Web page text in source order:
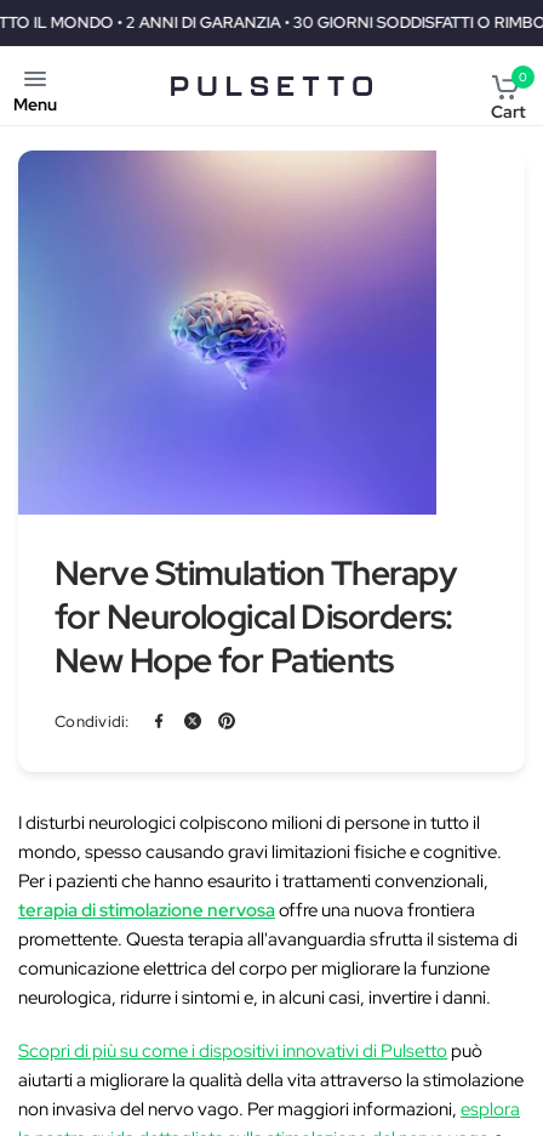
• 30 GIORNI SODDISFATTI O RIMBORSATI SPEDIZIONE
Menu
0
Cart
Nerve Stimulation Therapy
for Neurological Disorders:
New Hope for Patients
Condividi:
I disturbi neurologici colpiscono milioni di persone in tutto il
mondo, spesso causando gravi limitazioni fisiche e cognitive.
Per i pazienti che hanno esaurito i trattamenti convenzionali,
terapia di stimolazione nervosaoffre una nuova frontiera
promettente. Questa terapia all'avanguardia sfrutta il sistema di
comunicazione elettrica del corpo per migliorare la funzione
neurologica, ridurre i sintomi e, in alcuni casi, invertire i danni.
Scopri di più su come i dispositivi innovativi di Pulsetto può
aiutarti a migliorare la qualità della vita attraverso la stimolazione
non invasiva del nervo vago. Per maggiori informazioni,esplora